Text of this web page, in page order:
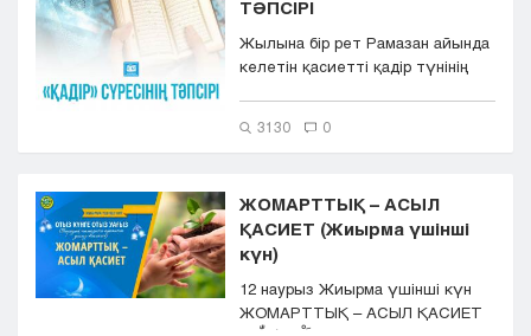
ТӘПСІРІ
Жылына бір рет Рамазан айында
келетін қасиетті қадір түнінің
3130 0
ЖОМАРТТЫҚ – АСЫЛ
ҚАСИЕТ (Жиырма үшінші
күн)
12 наурыз Жиырма үшінші күн
ЖОМАРТТЫҚ – АСЫЛ ҚАСИЕТ